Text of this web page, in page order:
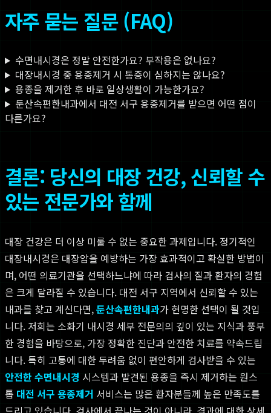
자주 묻는 질문 (FAQ)
수면내시경은 정말 안전한가요? 부작용은 없나요?
대장내시경 중 용종제거 시 통증이 심하지는 않나요?
용종을 제거한 후 바로 일상생활이 가능한가요?
둔산속편한내과에서 대전 서구 용종제거를 받으면 어떤 점이
다른가요?
결론: 당신의 대장 건강, 신뢰할 수
있는 전문가와 함께
대장 건강은 더 이상 미룰 수 없는 중요한 과제입니다. 정기적인
대장내시경은 대장암을 예방하는 가장 효과적이고 확실한 방법이
며, 어떤 의료기관을 선택하느냐에 따라 검사의 질과 환자의 경험
은 크게 달라질 수 있습니다. 대전 서구 지역에서 신뢰할 수 있는
내과를 찾고 계신다면,둔산속편한내과가 현명한 선택이 될 것입
니다. 저희는 소화기 내시경 세부 전문의의 깊이 있는 지식과 풍부
한 경험을 바탕으로, 가장 정확한 진단과 안전한 치료를 약속드립
니다. 특히 고통에 대한 두려움 없이 편안하게 검사받을 수 있는
안전한 수면내시경 시스템과 발견된 용종을 즉시 제거하는 원스
톱 대전 서구 용종제거 서비스는 많은 환자분들께 높은 만족도를